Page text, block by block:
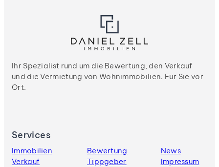
Ihr Spezialist rund um die Bewertung, den Verkauf
und die Vermietung von Wohnimmobilien. Für Sie vor
Ort.
Services
Immobilien
Verkauf
Bewertung
Tippgeber
News
Impressum